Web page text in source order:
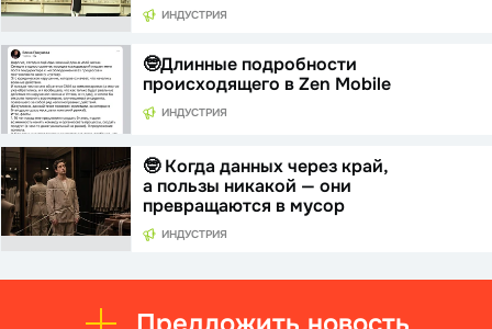
ИНДУСТРИЯ
🤓Длинные подробности
происходящего в Zen Mobile
ИНДУСТРИЯ
🤓 Когда данных через край,
а пользы никакой — они
превращаются в мусор
ИНДУСТРИЯ